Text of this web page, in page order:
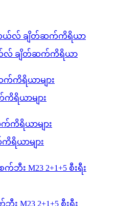
လ် ချိတ်ဆက်ကိရိယာ
ကိရိယာများ
ရိယာများ
M23 2+1+5 စီးရီး